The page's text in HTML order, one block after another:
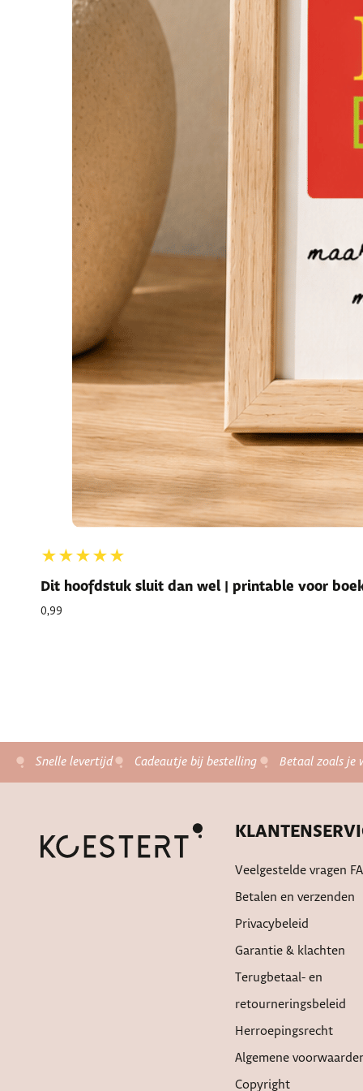
★★★★★
Dit hoofdstuk sluit dan wel | printable voor
0,99
Snelle levertijd Cadeautje bij bestelling Betaal zoals je
Veelgestelde vragen
Betalen en verzenden
Privacybeleid
Garantie & klachten
Terugbetaal- en
retourneringsbeleid
Herroepingsrecht
Algemene
Copyright